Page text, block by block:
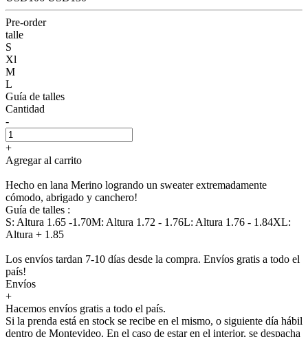
Pre-order
talle
S
Xl
M
L
Guía de talles
Cantidad
-
+
Agregar al carrito
Hecho en lana Merino logrando un sweater extremadamente
cómodo, abrigado y canchero!
Guía de talles :
S: Altura 1.65 -1.70M: Altura 1.72 - 1.76L: Altura 1.76 - 1.84XL:
Altura + 1.85
Los envíos tardan 7-10 días desde la compra. Envíos gratis a todo el
país!
Envíos
+
Hacemos envíos gratis a todo el país.
Si la prenda está en stock se recibe en el mismo, o siguiente día hábil
dentro de Montevideo. En el caso de estar en el interior, se despacha